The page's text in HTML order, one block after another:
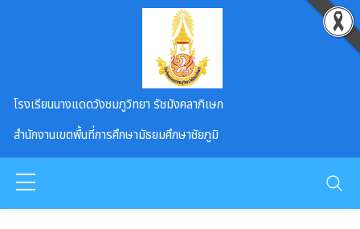
โรงเรียนนางแดดวังชมภูวิทยา รัชมังคลาภิเษก
สำนักงานเขตพื้นที่การศึกษามัธยมศึกษาชัยภูมิ